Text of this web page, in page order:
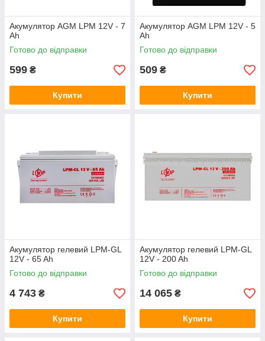
Акумулятор AGM LPM 12V - 7
Ah
Готово до відправки
599 ₴
Купити
Акумулятор AGM LPM 12V - 5
Ah
Готово до відправки
509 ₴
Купити
Акумулятор гелевий LPM-GL
12V - 65 Ah
Готово до відправки
4 743 ₴
Купити
Акумулятор гелевий LPM-GL
12V - 200 Ah
Готово до відправки
14 065 ₴
Купити